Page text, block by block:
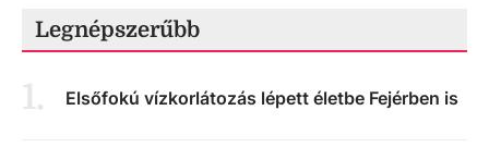
Legnépszerűbb
1. Elsőfokú vízkorlátozás lépett életbe Fejérben is